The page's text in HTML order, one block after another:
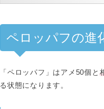
ペロッパフの進
「ペロッパフ」はアメ50個と
る状態になります。